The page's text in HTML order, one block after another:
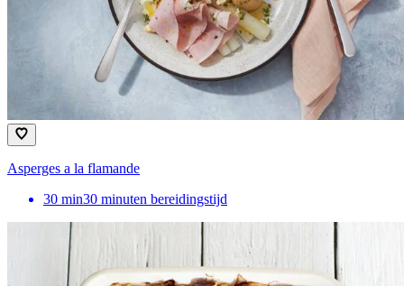
Asperges a la flamande
30 min30 minuten bereidingstijd